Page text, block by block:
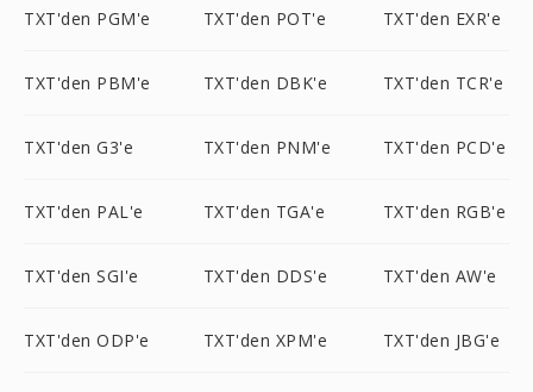
TXT'den PGM'e TXT'den POT'e TXT'den EXR'e
TXT'den PBM'e TXT'den DBK'e TXT'den TCR'e
TXT'den G3'e TXT'den PNM'e TXT'den PCD'e
TXT'den PAL'e TXT'den TGA'e TXT'den RGB'e
TXT'den SGI'e TXT'den DDS'e TXT'den AW'e
TXT'den ODP'e TXT'den XPM'e TXT'den JBG'e